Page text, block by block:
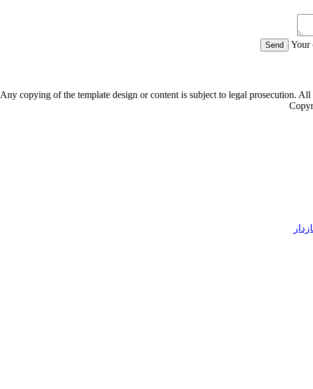
Your
Send
Any copying of the template design or content is subject to legal prosecution.